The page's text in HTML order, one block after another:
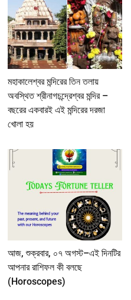
মহাকালেশ্বর মন্দিরের তিন তলায়
অবস্থিত শ্রীনাগচন্দ্রেশ্বর মন্দির –
বছরের একবারই এই মন্দিরের দরজা
খোলা হয়
আজ, শুক্রবার, ০৭ অগস্ট–এই দিনটির
আপনার রাশিফল কী বলছে
(Horoscopes)